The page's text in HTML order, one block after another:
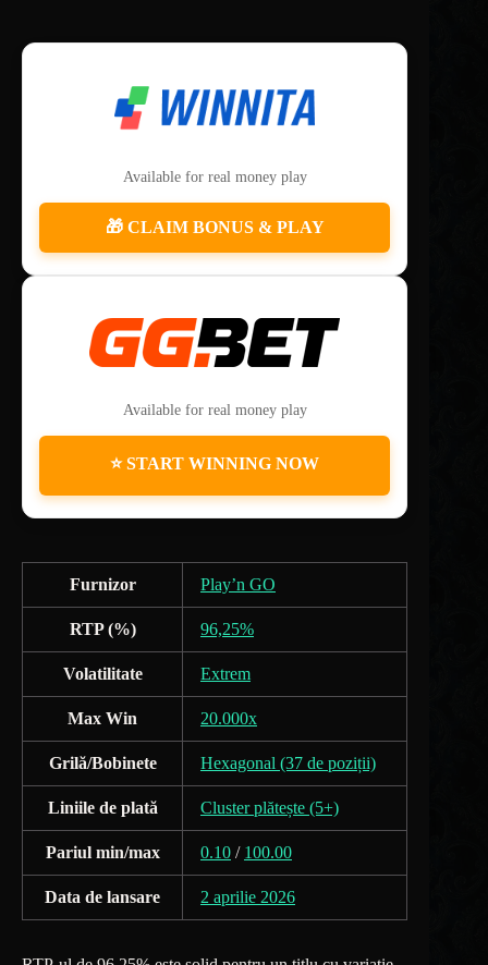
Available for real money play
🎁 CLAIM BONUS & PLAY
Available for real money play
⭐ START WINNING NOW
Furnizor Play’n GO
RTP (%) 96,25%
Volatilitate Extrem
Max Win 20.000x
Grilă/Bobinete Hexagonal (37 de poziții)
Liniile de plată Cluster plătește (5+)
Pariul min/max 0.10 / 100.00
Data de lansare 2 aprilie 2026